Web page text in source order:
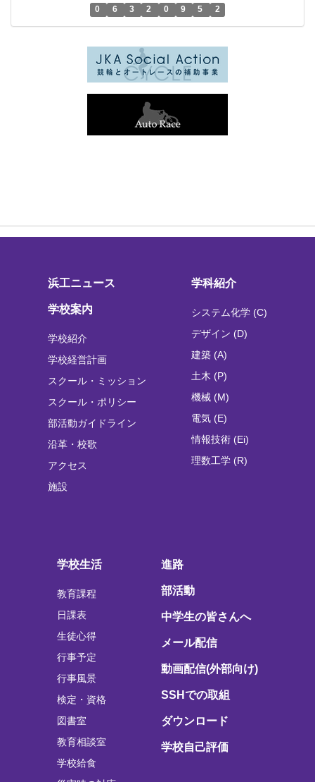
0 6 3 2 0 9 5 2
浜工ニュース
学校案内
学校紹介
学校経営計画
スクール・ミッション
スクール・ポリシー
部活動ガイドライン
沿革・校歌
アクセス
施設
学科紹介
システム化学 (C)
デザイン (D)
建築 (A)
土木 (P)
機械 (M)
電気 (E)
情報技術 (Ei)
理数工学 (R)
学校生活
教育課程
日課表
生徒心得
行事予定
行事風景
検定・資格
図書室
教育相談室
学校給食
進路
部活動
中学生の皆さんへ
メール配信
動画配信(外部向け)
SSHでの取組
ダウンロード
学校自己評価